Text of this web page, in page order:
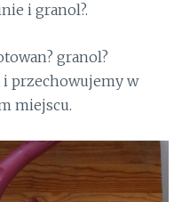
i granol?.
granol?
przechowujemy w
miejscu.